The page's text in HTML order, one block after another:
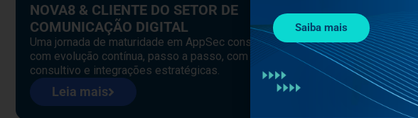
NOVA8 & CLIENTE DO SETOR DE
COMUNICAÇÃO DIGITAL
Uma jornada de maturidade em AppSec construída
com evolução contínua, passo a passo, com apoio
consultivo e integrações estratégicas.
Leia mais
Cliente em
cultura de
Leia
Saiba mais